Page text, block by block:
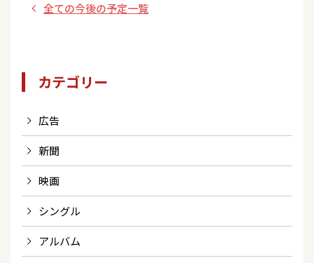
全ての今後の予定一覧
カテゴリー
広告
新聞
映画
シングル
アルバム